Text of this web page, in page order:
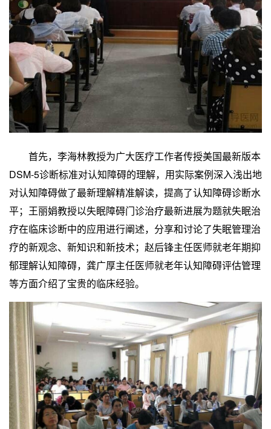
首先，李海林教授为广大医疗工作者传授美国最新版本
DSM-5诊断标准对认知障碍的理解，用实际案例深入浅出地
对认知障碍做了最新理解精准解读，提高了认知障碍诊断水
平；王丽娟教授以失眠障碍门诊治疗最新进展为题就失眠治
疗在临床诊断中的应用进行阐述，分享和讨论了失眠管理治
疗的新观念、新知识和新技术；赵后锋主任医师就老年期抑
郁理解认知障碍，龚广厚主任医师就老年认知障碍评估管理
等方面介绍了宝贵的临床经验。